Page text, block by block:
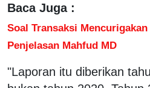
Baca Juga :
Soal Transaksi
Penjelasan Mahfud MD
"Laporan itu diberikan